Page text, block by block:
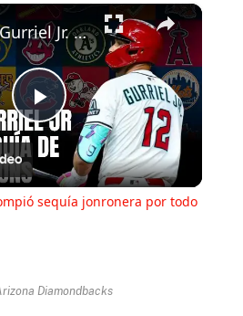
×
Play
Video
Lourdes Gurriel Jr. rompió sequía jonronera por todo lo alto
sequía jonronera por todo
Diamondbacks